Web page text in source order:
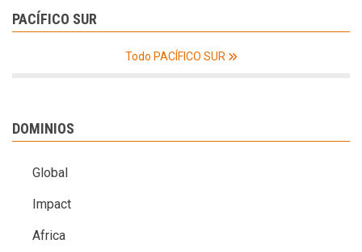
PACÍFICO SUR
Todo PACÍFICO SUR
DOMINIOS
Global
Impact
Africa